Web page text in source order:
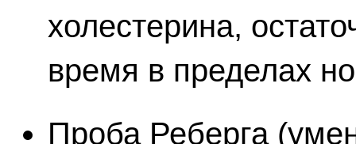
холестерина,
время в пределах
Проба Реберга